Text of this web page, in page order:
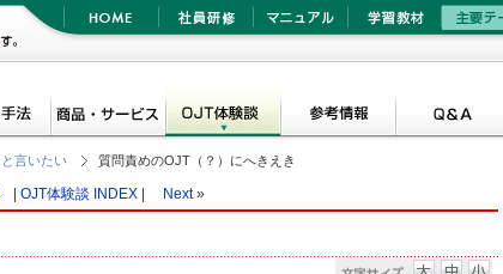
言いたい 質問責めのOJT（？）にへきえき
OJT体験談 INDEX| Next»